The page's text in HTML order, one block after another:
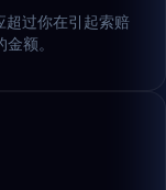
超过你在引起索赔
额。